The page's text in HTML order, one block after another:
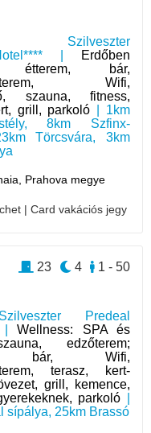
Szilveszter
|
Erdőben
étterem, bár,
Wifi,
szauna, fitness,
grill, parkoló | 1km
8km Szfinx-
Törcsvára, 3km
Prahova megye
| Card vakációs jegy
Predeal
|Wellness: SPA és
edzőterem;
bár, Wifi,
terasz, kert-
grill, kemence,
parkoló
sípálya, 25km Brassó
1 - 50
4
23